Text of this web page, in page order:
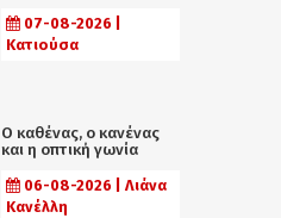
07-08-2026 |
Κατιούσα
Ο καθένας, ο κανένας
και η οπτική γωνία
06-08-2026 | Λιάνα
Κανέλλη